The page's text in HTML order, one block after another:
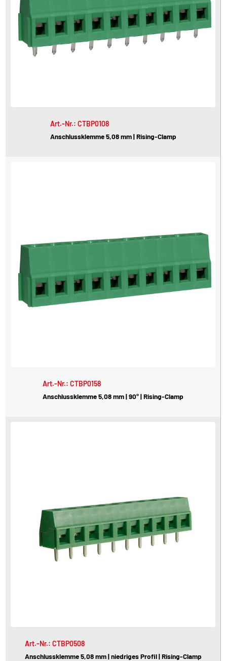
Art.-Nr.: CTBP0108
Anschlussklemme 5,08 mm | Rising-Clamp
Art.-Nr.: CTBP0158
Anschlussklemme 5,08 mm | 90° | Rising-Clamp
Art.-Nr.: CTBP0508
Anschlussklemme 5,08 mm | niedriges Profil | Rising-Clamp